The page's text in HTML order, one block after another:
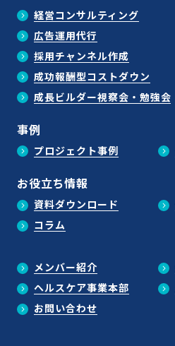
経営コンサルティング
広告運用代行
採用チャンネル作成
成功報酬型コストダウン
成長ビルダー視察会・勉強会
事例
プロジェクト事例
お役立ち情報
資料ダウンロード
コラム
メンバー紹介
ヘルスケア事業本部
お問い合わせ